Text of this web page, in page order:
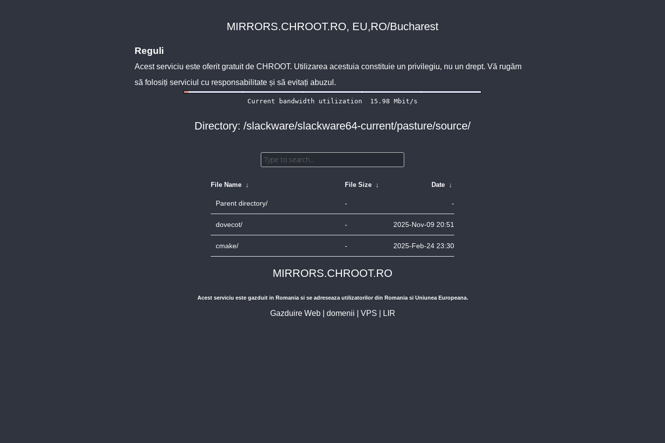
MIRRORS.CHROOT.RO, EU,RO/Bucharest
Reguli
Acest serviciu este oferit gratuit de CHROOT. Utilizarea acestuia constituie un privilegiu, nu un drept. Vă rugăm
să folosiți serviciul cu responsabilitate și să evitați abuzul.
Directory: /slackware/slackware64-current/pasture/source/
File Name ↓ File Size ↓ Date ↓
Parent directory/ - -
dovecot/ - 2025-Nov-09 20:51
cmake/ - 2025-Feb-24 23:30
MIRRORS.CHROOT.RO
Acest serviciu este gazduit in Romania si se adreseaza utilizatorilor din Romania si Uniunea Europeana.
Gazduire Web| domenii VPS LIR